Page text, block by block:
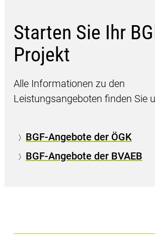
Starten Sie Ihr
Projekt
Alle Informationen zu den
Leistungsangeboten finden Sie
BGF-Angebote der ÖGK
BGF-Angebote der BVAEB